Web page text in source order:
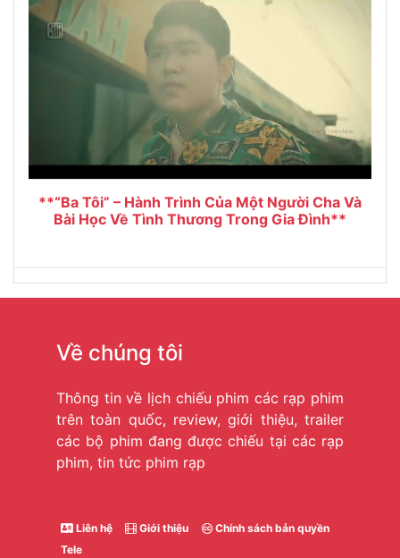
**“Ba Tôi” – Hành Trình Của Một Người Cha Và
Bài Học Về Tình Thương Trong Gia Đình**
Về chúng tôi
Thông tin về lịch chiếu phim các rạp phim
trên toàn quốc, review, giới thiệu, trailer
các bộ phim đang được chiếu tại các rạp
phim, tin tức phim rạp
Liên hệ Giới thiệu
Chính sách bản quyền
Tele